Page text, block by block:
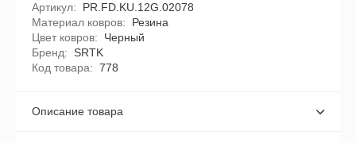
Артикул
PR.FD.KU.12G.02078
Материал ковров
Резина
Цвет ковров
Черный
Бренд
SRTK
Код товара
778
Описание товара